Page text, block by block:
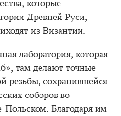
которые
Древней Руси,
из Византии.
лаборатория, которая
там делают точные
резьбы, сохранившейся
соборов во
Благодаря им